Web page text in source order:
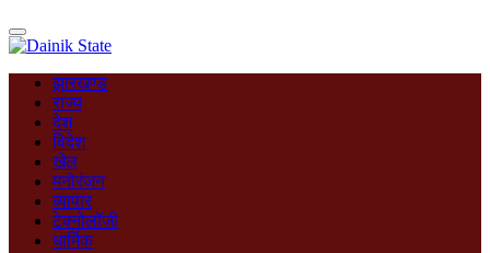
झारखण्ड
राज्य
देश
विदेश
खेल
मनोरंजन
व्यापार
टेक्नोलॉजी
धार्मिक